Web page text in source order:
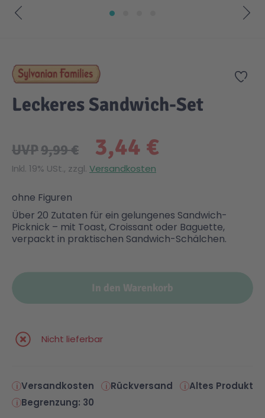
Sicherheit
Krimi / Thriller
Liebesromane
Sachbücher / Wissen
Kuscheltiere
Puppen & Puppenzubehör
Puzzle & Legespiele
Elektronische Spielwaren
Malen & Zeichnen
DC Comics™ Super Heroes
Disney
DUPLO®
Jurassic World™
Marvel™ Super Heroes
Minecraft™
NINJAGO®
Country
Fairies
Family Fun
Fun Stars
Knights
NOVELMORE
VW
Zur
Leckeres Sandwich-Set
3,44 €
UVP9,99 €
Inkl. 19% USt., zzgl. Versandkosten
ohne Figuren
Über 20 Zutaten für ein gelungenes Sandwich-
Picknick – mit Toast, Croissant oder Baguette,
verpackt in praktischen Sandwich-Schälchen.
In den Warenkorb
Nicht lieferbar
Versandkosten Rückversand
Altes Produkt
Begrenzung: 30